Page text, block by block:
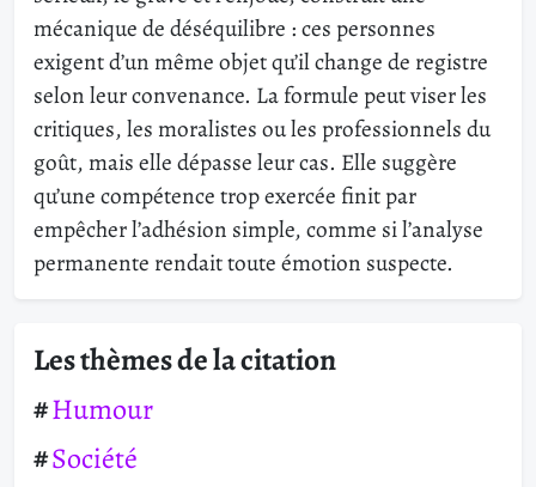
mécanique de déséquilibre : ces personnes
exigent d’un même objet qu’il change de registre
selon leur convenance. La formule peut viser les
critiques, les moralistes ou les professionnels du
goût, mais elle dépasse leur cas. Elle suggère
qu’une compétence trop exercée finit par
empêcher l’adhésion simple, comme si l’analyse
permanente rendait toute émotion suspecte.
Les thèmes de la citation
Humour
Société